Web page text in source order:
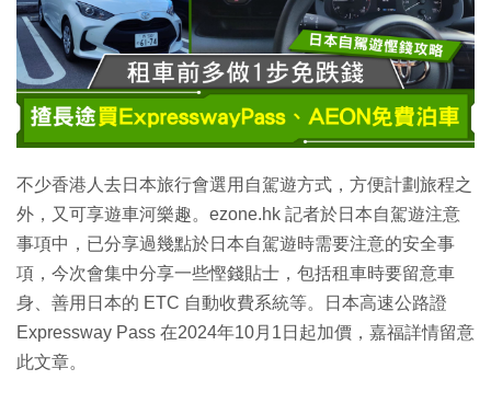
不少香港人去日本旅行會選用自駕遊方式，方便計劃旅程之
外，又可享遊車河樂趣。ezone.hk 記者於日本自駕遊注意
事項中，已分享過幾點於日本自駕遊時需要注意的安全事
項，今次會集中分享一些慳錢貼士，包括租車時要留意車
身、善用日本的 ETC 自動收費系統等。日本高速公路證
Expressway Pass 在2024年10月1日起加價，嘉福詳情留意
此文章。